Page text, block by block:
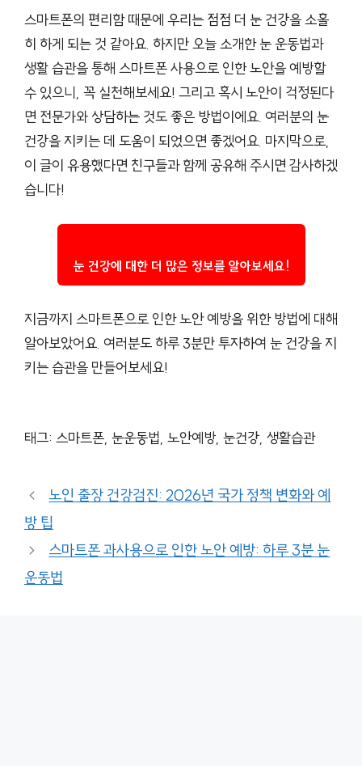
스마트폰의 편리함 때문에 우리는 점점 더 눈 건강을 소홀
히 하게 되는 것 같아요. 하지만 오늘 소개한 눈 운동법과
생활 습관을 통해 스마트폰 사용으로 인한 노안을 예방할
수 있으니, 꼭 실천해보세요! 그리고 혹시 노안이 걱정된다
면 전문가와 상담하는 것도 좋은 방법이에요. 여러분의 눈
건강을 지키는 데 도움이 되었으면 좋겠어요. 마지막으로,
이 글이 유용했다면 친구들과 함께 공유해 주시면 감사하겠
습니다!
눈 건강에 대한 더 많은 정보를 알아보세요!
지금까지 스마트폰으로 인한 노안 예방을 위한 방법에 대해
알아보았어요. 여러분도 하루 3분만 투자하여 눈 건강을 지
키는 습관을 만들어보세요!
태그: 스마트폰, 눈운동법, 노안예방, 눈건강, 생활습관
노인 출장 건강검진: 2026년 국가 정책 변화와 예
방 팁
스마트폰 과사용으로 인한 노안 예방: 하루 3분 눈
운동법